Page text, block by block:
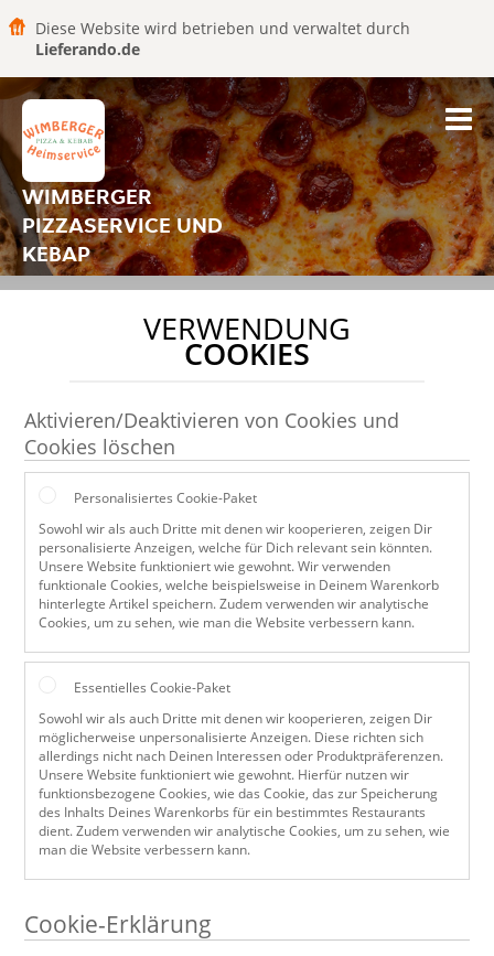
Diese Website wird betrieben und verwaltet durch
Lieferando.de
WIMBERGER
PIZZASERVICE UND
KEBAP
VERWENDUNG
COOKIES
Aktivieren/Deaktivieren von Cookies und
Cookies löschen
Personalisiertes Cookie-Paket
Sowohl wir als auch Dritte mit denen wir kooperieren, zeigen Dir
personalisierte Anzeigen, welche für Dich relevant sein könnten.
Unsere Website funktioniert wie gewohnt. Wir verwenden
funktionale Cookies, welche beispielsweise in Deinem Warenkorb
hinterlegte Artikel speichern. Zudem verwenden wir analytische
Cookies, um zu sehen, wie man die Website verbessern kann.
Essentielles Cookie-Paket
Sowohl wir als auch Dritte mit denen wir kooperieren, zeigen Dir
möglicherweise unpersonalisierte Anzeigen. Diese richten sich
allerdings nicht nach Deinen Interessen oder Produktpräferenzen.
Unsere Website funktioniert wie gewohnt. Hierfür nutzen wir
funktionsbezogene Cookies, wie das Cookie, das zur Speicherung
des Inhalts Deines Warenkorbs für ein bestimmtes Restaurants
dient. Zudem verwenden wir analytische Cookies, um zu sehen, wie
man die Website verbessern kann.
Cookie-Erklärung